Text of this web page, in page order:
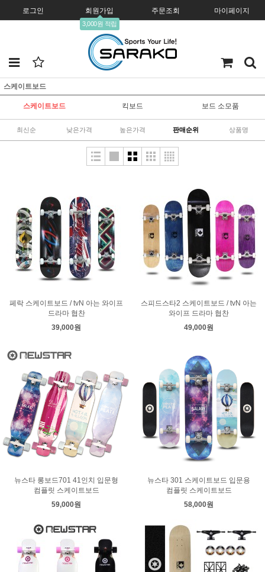
로그인 회원가입
3,000원 적립
주문조회 마이페이지
스케이트보드
스케이트보드 킥보드 보드 소모품
최신순 낮은가격 높은가격 판매순위 상품명
페락 스케이트보드 / tvN 아는 와이프
드라마 협찬
39,000원
스피드스타2 스케이트보드 / tvN 아는
와이프 드라마 협찬
49,000원
뉴스타 롱보드701 41인치 입문형
컴플릿 스케이트보드
59,000원
뉴스타 301 스케이트보드 입문용
컴플릿 스케이트보드
58,000원